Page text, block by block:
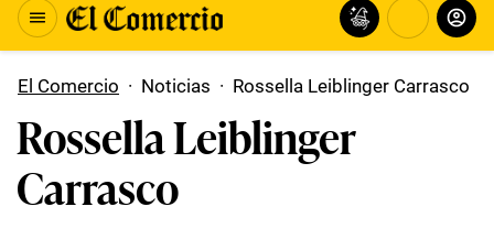
El Comercio · Noticias · Rossella Leiblinger Carrasco
Rossella Leiblinger
Carrasco